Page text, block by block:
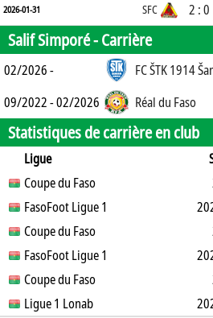
2026-01-31 SFC 2 : 0
Salif Simporé -Carrière
02/2026 -
FC ŠTK 1914
09/2022 - 02/2026
Réal du Faso
Statistiques de carrière en club
Ligue
SO
B B
Coupe du Faso
0
0 0 0
FasoFoot Ligue 1
11
0 3
Coupe du Faso
2
0 0 0
FasoFoot Ligue 1
12
6 5
Coupe du Faso
Ligue 1 Lonab